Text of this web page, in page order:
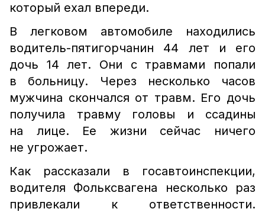
который ехал впереди.
В легковом автомобиле находились
водитель-пятигорчанин 44 лет и его
дочь 14 лет. Они с травмами попали
в больницу. Через несколько часов
мужчина скончался от травм. Его дочь
получила травму головы и ссадины
на лице. Ее жизни сейчас ничего
не угрожает.
Как рассказали в госавтоинспекции,
водителя Фольксвагена несколько раз
привлекали к ответственности.